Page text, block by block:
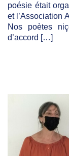
poésie était
et l’Association
Nos poètes
d’accord […]